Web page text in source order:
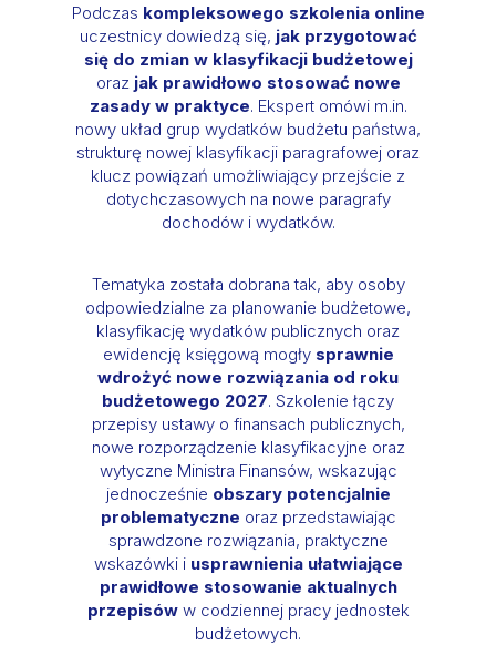
Podczas kompleksowego szkolenia online
uczestnicy dowiedzą się, jak przygotować
się do zmian w klasyfikacji budżetowej
oraz jak prawidłowo stosować nowe
zasady w praktyce. Ekspert omówi m.in.
nowy układ grup wydatków budżetu państwa,
strukturę nowej klasyfikacji paragrafowej oraz
klucz powiązań umożliwiający przejście z
dotychczasowych na nowe paragrafy
dochodów i wydatków.
Tematyka została dobrana tak, aby osoby
odpowiedzialne za planowanie budżetowe,
klasyfikację wydatków publicznych oraz
ewidencję księgową mogły sprawnie
wdrożyć nowe rozwiązania od roku
budżetowego 2027. Szkolenie łączy
przepisy ustawy o finansach publicznych,
nowe rozporządzenie klasyfikacyjne oraz
wytyczne Ministra Finansów, wskazując
jednocześnie obszary potencjalnie
problematyczne oraz przedstawiając
sprawdzone rozwiązania, praktyczne
wskazówki i usprawnienia ułatwiające
prawidłowe stosowanie aktualnych
przepisóww codziennej pracy jednostek
budżetowych.